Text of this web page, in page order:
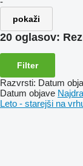
pokaži
20 oglasov:
Filter
Razvrsti: Datum
Datum objave
Leto - starejši na